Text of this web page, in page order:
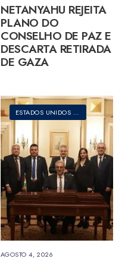
NETANYAHU REJEITA
PLANO DO
CONSELHO DE PAZ E
DESCARTA RETIRADA
DE GAZA
ESTADOS UNIDOS DA AMÉRICA
AGOSTO 4, 2026